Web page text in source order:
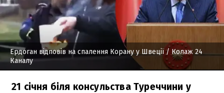
Ердоган відповів на спалення Корану у Швеції / Колаж 24
Каналу
21 січня біля консульства Туреччини у